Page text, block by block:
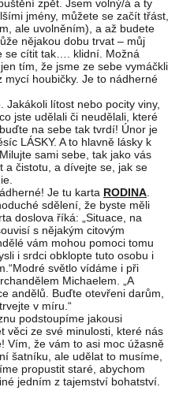
zpět. Jsem volný/á a ty
jmény, můžete se začít třást,
ale uvolněním), a až budete
nějakou dobu trvat – můj
se cítit tak…. klidní. Možná
tím, že jsme ze sebe vymáčkli
houbičky. Je to nádherné
lítost nebo pocity viny,
jste udělali či neudělali, které
na sebe tak tvrdí! Únor je
LÁSKY. A to hlavně lásky k
sami sebe, tak jako vás
a čistotu, a dívejte se, jak se
Je tu karta RODINA
sdělení, že byste měli
doslova říká: „Situace, na
s nějakým citovým
vám mohou pomoci tomu
i srdci obklopte tuto osobu i
světlo vídáme i při
Michaelem. „A
andělů. Buďte otevřeni darům,
v míru.“
podstoupíme jakousi
věci ze své minulosti, které nás
Vím, že vám to asi moc úžasně
šatníku, ale udělat to musíme,
propustit staré, abychom
jedním z tajemství bohatství.